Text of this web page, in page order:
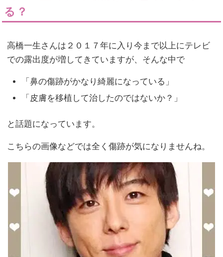
る？
高橋一生さんは２０１７年に入り今まで以上にテレビ
での露出度が増してきていますが、そんな中で
「鼻の傷跡がかなり綺麗になっている」
「皮膚を移植して治したのではないか？」
と話題になっています。
こちらの画像などでは全く傷跡が気になりませんね。